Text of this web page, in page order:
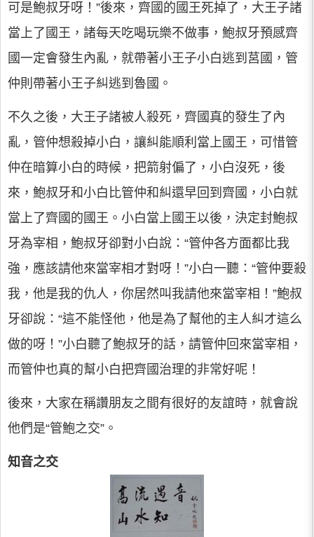
可是鮑叔牙呀！”後來，齊國的國王死掉了，大王子諸
當上了國王，諸每天吃喝玩樂不做事，鮑叔牙預感齊
國一定會發生內亂，就帶著小王子小白逃到莒國，管
仲則帶著小王子糾逃到魯國。
不久之後，大王子諸被人殺死，齊國真的發生了內
亂，管仲想殺掉小白，讓糾能順利當上國王，可惜管
仲在暗算小白的時候，把箭射偏了，小白沒死，後
來，鮑叔牙和小白比管仲和糾還早回到齊國，小白就
當上了齊國的國王。小白當上國王以後，決定封鮑叔
牙為宰相，鮑叔牙卻對小白說：“管仲各方面都比我
強，應該請他來當宰相才對呀！”小白一聽：“管仲要殺
我，他是我的仇人，你居然叫我請他來當宰相！”鮑叔
牙卻說：“這不能怪他，他是為了幫他的主人糾才這么
做的呀！”小白聽了鮑叔牙的話，請管仲回來當宰相，
而管仲也真的幫小白把齊國治理的非常好呢！
後來，大家在稱讚朋友之間有很好的友誼時，就會說
他們是“管鮑之交”。
知音之交